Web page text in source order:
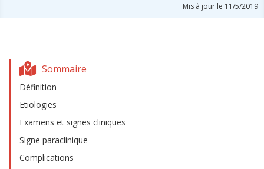
Mis à jour le 11/5/2019
Sommaire
Définition
Etiologies
Examens et signes cliniques
Signe paraclinique
Complications